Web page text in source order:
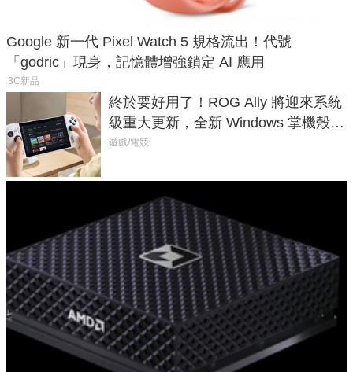
Google 新一代 Pixel Watch 5 規格流出！代號
「godric」現身，記憶體增強鎖定 AI 應用
3C新品
終於要好用了！ROG Ally 將迎來系統
級重大更新，全新 Windows 掌機殼模
式讓操作就像 Xbox 一樣順暢
遊戲/電競